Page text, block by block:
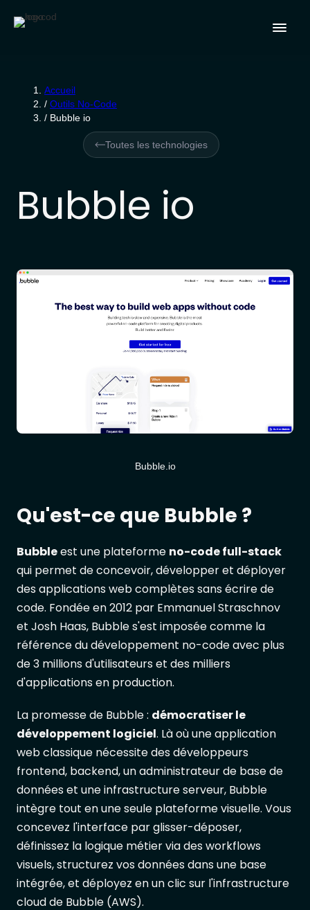
Accueil
/ Outils No-Code
/ Bubble io
Toutes les technologies
Bubble io
Bubble.io
Qu'est-ce que Bubble ?
Bubbleest une plateforme no-code full-stack
qui permet de concevoir, développer et déployer
des applications web complètes sans écrire de
code. Fondée en 2012 par Emmanuel Straschnov
et Josh Haas, Bubble s'est imposée comme la
référence du développement no-code avec plus
de 3 millions d'utilisateurs et des milliers
d'applications en production.
La promesse de Bubble : démocratiser le
développement logiciel. Là où une application
web classique nécessite des développeurs
frontend, backend, un administrateur de base de
données et une infrastructure serveur, Bubble
intègre tout en une seule plateforme visuelle. Vous
concevez l'interface par glisser-déposer,
définissez la logique métier via des workflows
visuels, structurez vos données dans une base
intégrée, et déployez en un clic sur l'infrastructure
cloud de Bubble (AWS).